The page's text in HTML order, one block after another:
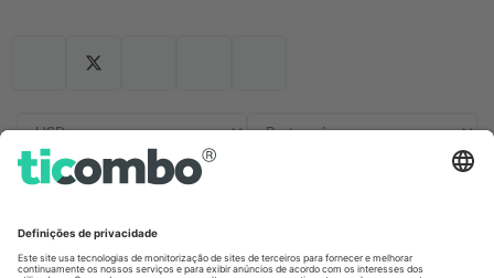
Germany
United Kingdom